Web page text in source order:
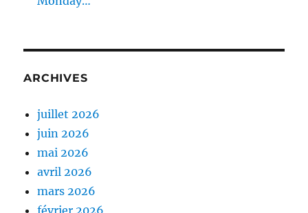
ARCHIVES
juillet 2026
juin 2026
mai 2026
avril 2026
mars 2026
février 2026